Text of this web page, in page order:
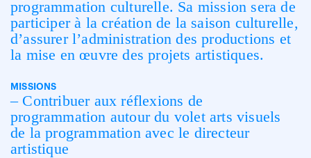
programmation culturelle. Sa mission sera de
participer à la création de la saison culturelle,
d’assurer l’administration des productions et
la mise en œuvre des projets artistiques.
MISSIONS
– Contribuer aux réflexions de
programmation autour du volet arts visuels
de la programmation avec le directeur
artistique